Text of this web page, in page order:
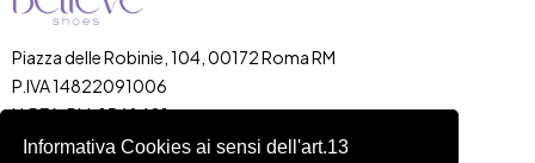
Informativa Cookies ai sensi dell'art.13
Piazza delle Robinie, 104, 00172 Roma RM
P.IVA 14822091006
N.REA: RM-1548401
C.SOCIALE: €10,00